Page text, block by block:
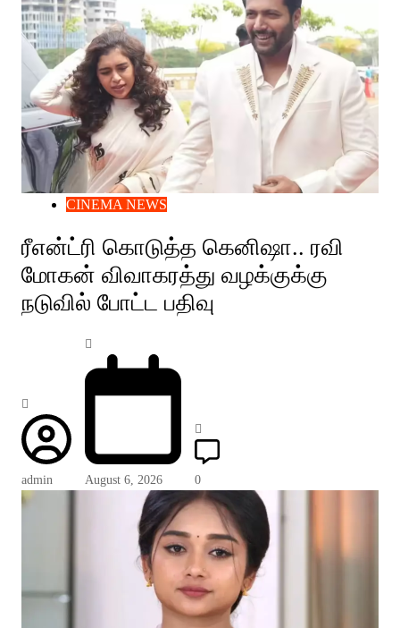
CINEMA NEWS
ரீஎன்ட்ரி கொடுத்த கெனிஷா.. ரவி
மோகன் விவாகரத்து வழக்குக்கு
நடுவில் போட்ட பதிவு
admin August 6, 2026 0